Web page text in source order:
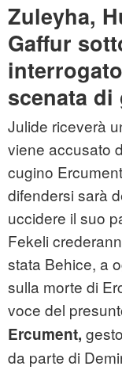
Zuleyha,
Gaffur
scenata di
Julide riceverà
viene accusato
cugino
difendersi sarà
uccidere il suo
Fekeli
stata Behice, a
sulla morte di
voce del
Ercument,
da parte di